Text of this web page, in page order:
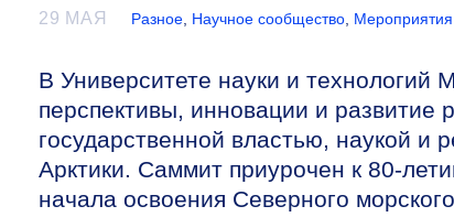
29 МАЯ Разное, Научное сообщество, Мероприятия
В Университете науки и
перспективы, инновации и
государственной властью, наукой и
Арктики. Саммит приурочен к 80-
начала освоения Северного